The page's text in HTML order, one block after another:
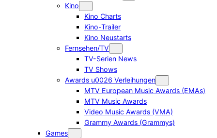
Kino
Kino Charts
Kino-Trailer
Kino Neustarts
Fernsehen/TV
TV-Serien News
TV Shows
Awards u0026 Verleihungen
MTV European Music Awards (EMAs)
MTV Music Awards
Video Music Awards (VMA)
Grammy Awards (Grammys)
Games